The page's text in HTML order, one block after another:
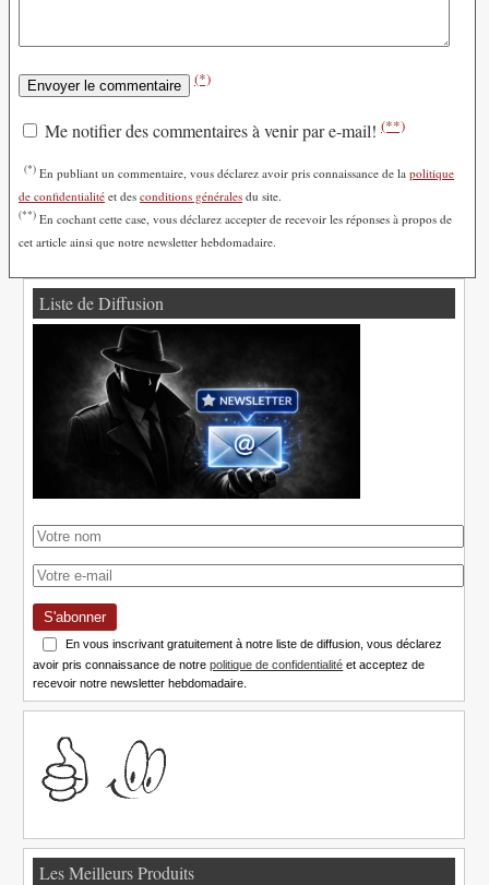
(*)
Me notifier des commentaires à venir par e-mail! (**)
(*) En publiant un commentaire, vous déclarez avoir pris connaissance de la politique
de confidentialité et des conditions générales du site.
(**) En cochant cette case, vous déclarez accepter de recevoir les réponses à propos de
cet article ainsi que notre newsletter hebdomadaire.
Liste de Diffusion
S'abonner
En vous inscrivant gratuitement à notre liste de diffusion, vous déclarez
avoir pris connaissance de notrepolitique de confidentialité et acceptez de
recevoir notre newsletter hebdomadaire.
Les Meilleurs Produits